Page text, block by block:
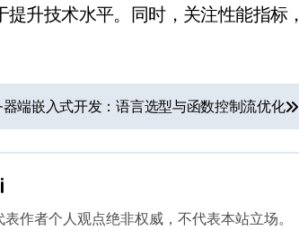
升技术水平。同时，关注性能指标，
器端嵌入式开发：语言选型与函数控制流优化
作者个人观点绝非权威，不代表本站立场。